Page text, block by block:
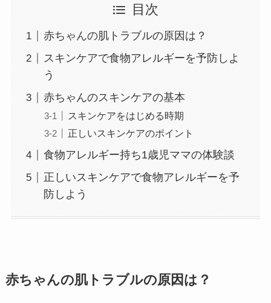
目次
赤ちゃんの肌トラブルの原因は？
スキンケアで食物アレルギーを予防しよ
う
赤ちゃんのスキンケアの基本
スキンケアをはじめる時期
正しいスキンケアのポイント
食物アレルギー持ち1歳児ママの体験談
正しいスキンケアで食物アレルギーを予
防しよう
赤ちゃんの肌トラブルの原因は？